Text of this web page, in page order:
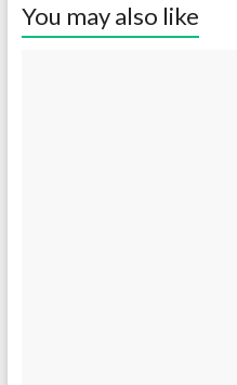
You may also like